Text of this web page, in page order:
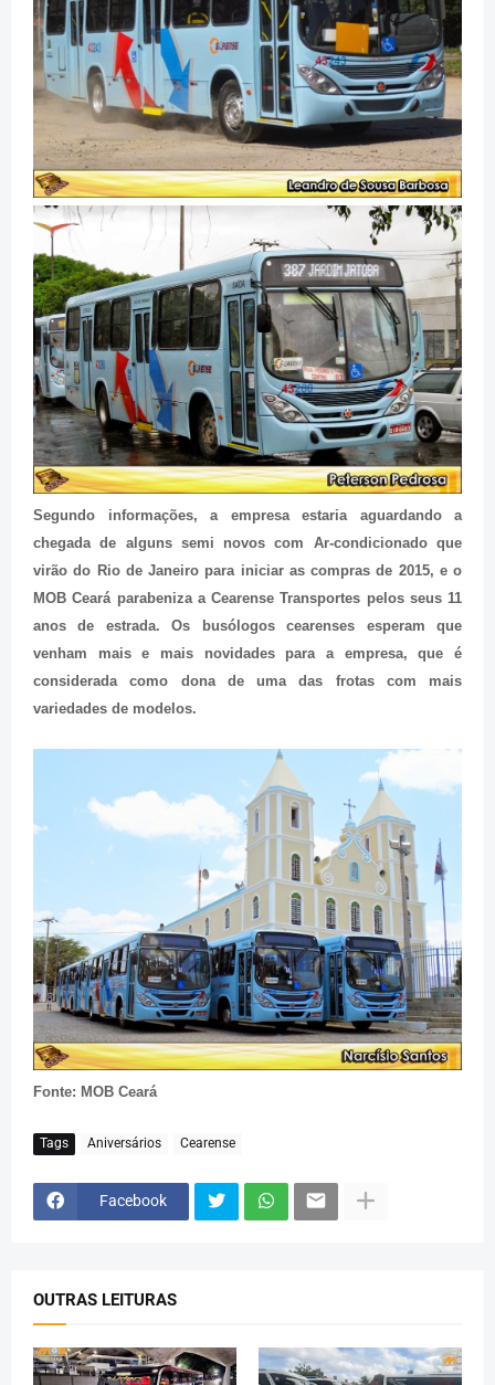
Segundo informações, a empresa estaria aguardando a
chegada de alguns semi novos com Ar-condicionado que
virão do Rio de Janeiro para iniciar as compras de 2015, e o
MOB Ceará parabeniza a Cearense Transportes pelos seus 11
anos de estrada. Os busólogos cearenses esperam que
venham mais e mais novidades para a empresa, que é
considerada como dona de uma das frotas com mais
variedades de modelos.
Fonte: MOB Ceará
Tags Aniversários Cearense
Facebook
OUTRAS LEITURAS